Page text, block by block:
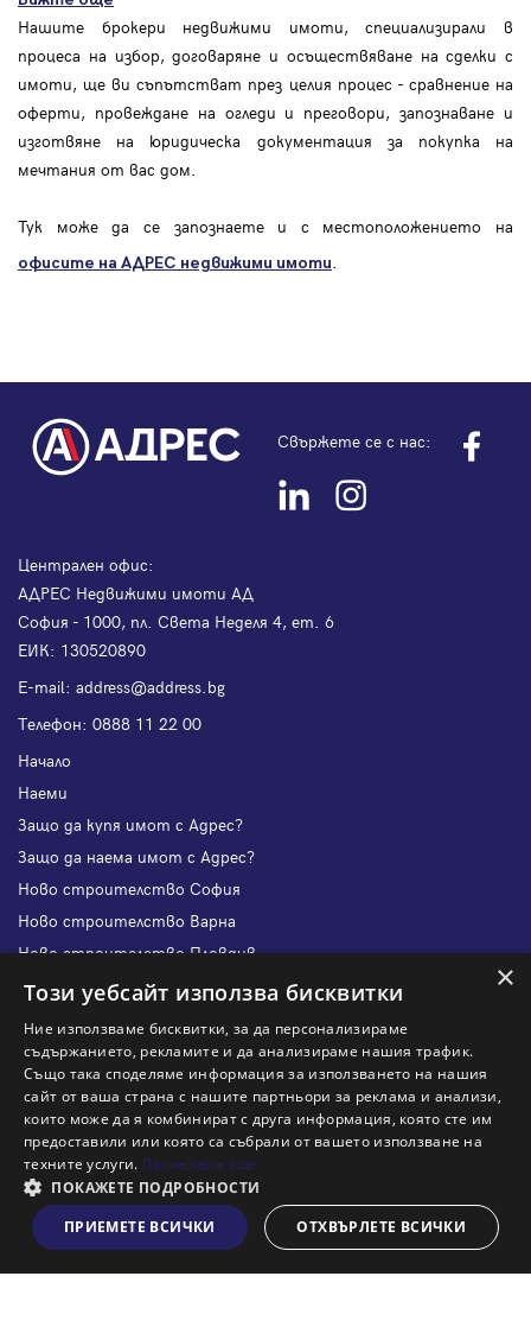
Виж на картата
Нашите брокери недвижими имоти, специализирали в
процеса на избор, договаряне и осъществяване на сделки с
имоти, ще ви съпътстват през целия процес - сравнение на
оферти, провеждане на огледи и преговори, запознаване и
изготвяне на юридическа документация за покупка на
мечтания от вас дом.
Тук може да се запознаете и с местоположението на
офисите на АДРЕС недвижими имоти
Свържете се с нас:
Централен офис:
АДРЕС Недвижими имоти АД
София - 1000, пл. Света Неделя 4, ет. 6
ЕИК: 130520890
Е-mail: address@address.bg
Телефон: 0888 11 22 00
Начало
Наеми
Защо да купя имот с Адрес?
Защо да наема имот с Адрес?
Ново строителство София
Ново строителство Варна
Ново строителство Пловдив
Ново строителство Бургас
Защо да отдам имот с Адрес?
Наши офиси
Кариери
Кои сме ние?
Франчайз
Блог
Искаш ли да получаваш актуална информация за пазара
на недвижими имоти?
×
Този уебсайт използва бисквитки
Ние използваме бисквитки, за да персонализираме
съдържанието, рекламите и да анализираме нашия трафик.
Също така споделяме информация за използването на нашия
сайт от ваша страна с нашите партньори за реклама и анализи,
които може да я комбинират с друга информация, която сте им
предоставили или която са събрали от вашето използване на
техните услуги. Прочетете още
ПОКАЖЕТЕ ПОДРОБНОСТИ
ПРИЕМЕТЕ ВСИЧКИ
ОТХВЪРЛЕТЕ ВСИЧКИ